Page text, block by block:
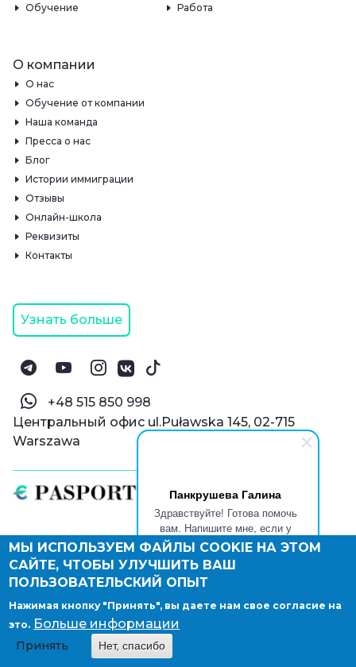
Панкрушева Галина
Здравствуйте! Готова помочь
вам. Напишите мне, если у
вас появятся вопросы.
© Паспорт Онлайн 2019—2026
Политика конфиденциальности
Оферта и конфиденциальность:РФ
Правовые документы
Депонирование логотипа компании
Обучение
Работа
О компании
О нас
Обучение от компании
Наша команда
Пресса о нас
Блог
Истории иммиграции
Отзывы
Онлайн-школа
Реквизиты
Контакты
Узнать больше
‪+48 515 850 998‬
Центральный офис ul.Puławska 145, 02-715
Warszawa
МЫ ИСПОЛЬЗУЕМ ФАЙЛЫ COOKIE НА ЭТОМ
САЙТЕ, ЧТОБЫ УЛУЧШИТЬ ВАШ
ПОЛЬЗОВАТЕЛЬСКИЙ ОПЫТ
Нажимая кнопку "Принять", вы даете нам свое согласие на
это. Больше информации
Принять Нет, спасибо